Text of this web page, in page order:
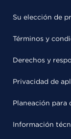
Su elección de
Términos y
Derechos y
Privacidad de
Planeación para
Información